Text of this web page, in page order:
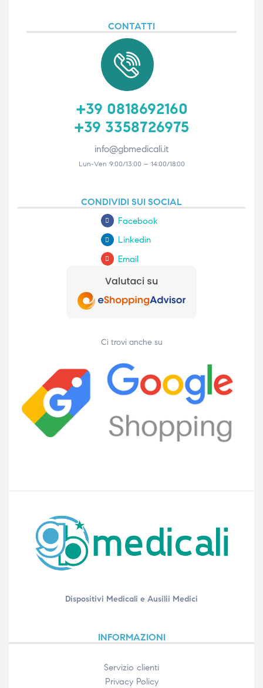
CONTATTI
+39 0818692160
+39 3358726975
info@gbmedicali.it
Lun-Ven 9:00/13:00 – 14:00/18:00
CONDIVIDI SUI SOCIAL
Facebook
Linkedin
Email
Ci trovi anche su
Dispositivi Medicali e Ausilii Medici
INFORMAZIONI
Servizio clienti
Privacy Policy